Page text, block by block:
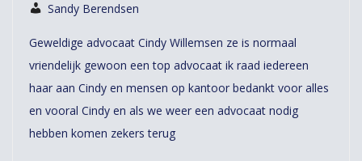
Sandy Berendsen
Geweldige advocaat Cindy Willemsen ze is normaal
vriendelijk gewoon een top advocaat ik raad iedereen
haar aan Cindy en mensen op kantoor bedankt voor alles
en vooral Cindy en als we weer een advocaat nodig
hebben komen zekers terug